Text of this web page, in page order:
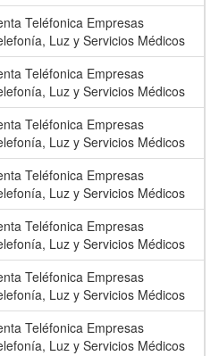
Teléfonica Empresas
Luz y Servicios Médicos
Teléfonica Empresas
Luz y Servicios Médicos
Teléfonica Empresas
Luz y Servicios Médicos
Teléfonica Empresas
Luz y Servicios Médicos
Teléfonica Empresas
Luz y Servicios Médicos
Teléfonica Empresas
Luz y Servicios Médicos
Teléfonica Empresas
Luz y Servicios Médicos